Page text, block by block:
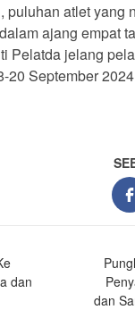
puluhan atlet yang
ajang empat
Pelatda jelang
20 September
dan
dan